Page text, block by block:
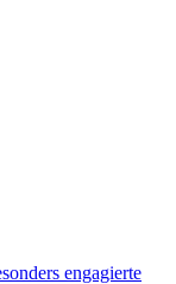
engagierte